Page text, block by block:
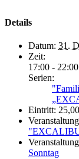
Details
Datum: 31.
Zeit:
17:00 - 22:00
Serien:
Eintritt:
Sonntag